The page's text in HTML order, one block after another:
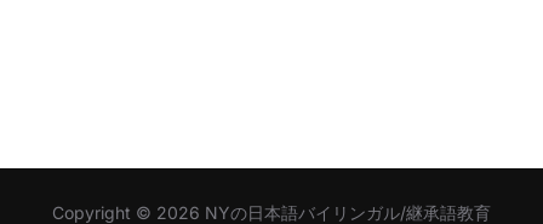
Copyright © 2026 NYの日本語バイリンガル/継承語教育